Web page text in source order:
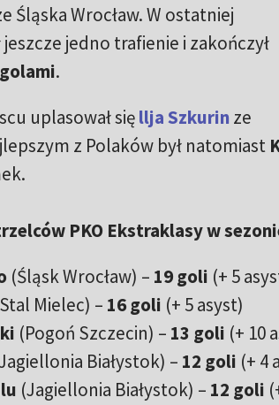
Śląska Wrocław. W ostatniej
jeszcze jedno trafienie i zakończył
.
uplasował sięllja Szkurin ze
z Polaków był natomiast
PKO Ekstraklasy w
(Śląsk Wrocław) – 19 goli (+ 5
Mielec) – 16 goli (+ 5 asyst)
(Pogoń Szczecin) – 13 goli (+ 10
Białystok) – 12 goli (+ 4
(Jagiellonia Białystok) – 12 goli